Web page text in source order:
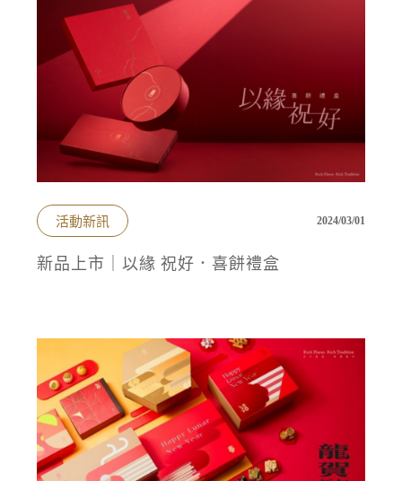
活動新訊 2024/03/01
新品上市｜以緣 祝好．喜餅禮盒